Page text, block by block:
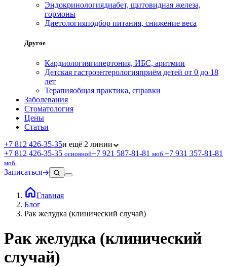
Эндокринологиядиабет, щитовидная железа,
гормоны
Диетологияподбор питания, снижение веса
Другое
Кардиологиягипертония, ИБС, аритмии
Детская гастроэнтерологияприём детей от 0 до 18
лет
Терапияобщая практика, справки
Заболевания
Стоматология
Цены
Статьи
+7 812 426‑35‑35и ещё 2 линии
+7 812 426‑35‑35 основной+7 921 587‑81‑81 моб. +7 931 357‑81‑81
моб.
Записаться
Главная
Блог
Рак желудка (клинический случай)
Рак желудка (клинический
случай)